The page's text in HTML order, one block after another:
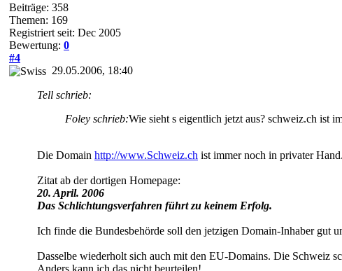
Beiträge: 358
Themen: 169
Registriert seit: Dec 2005
Bewertung: 0
#4
29.05.2006, 18:40
Tell schrieb:
Foley schrieb:Wie sieht s eigentlich jetzt aus? schweiz.ch ist
Die Domain http://www.Schweiz.ch ist immer noch in privater Hand.
Zitat ab der dortigen Homepage:
20. April. 2006
Das Schlichtungsverfahren führt zu keinem Erfolg.
Ich finde die Bundesbehörde soll den jetzigen Domain-Inhaber gut
Dasselbe wiederholt sich auch mit den EU-Domains. Die Schweiz